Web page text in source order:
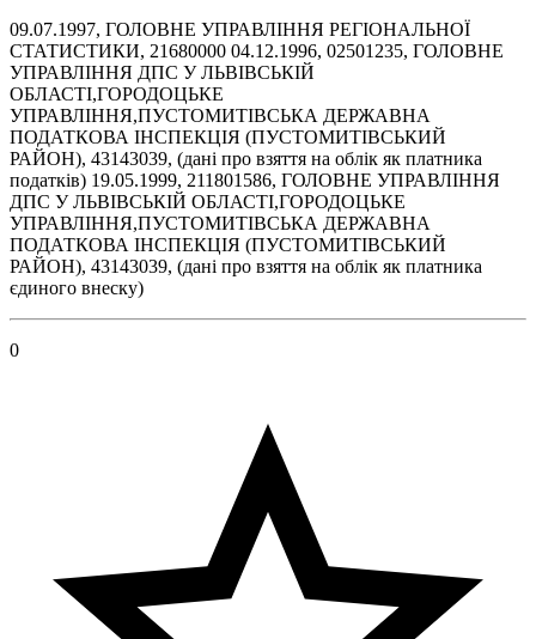
09.07.1997, ГОЛОВНЕ УПРАВЛІННЯ РЕГІОНАЛЬНОЇ
СТАТИСТИКИ, 21680000 04.12.1996, 02501235, ГОЛОВНЕ
УПРАВЛІННЯ ДПС У ЛЬВІВСЬКІЙ
ОБЛАСТІ,ГОРОДОЦЬКЕ
УПРАВЛІННЯ,ПУСТОМИТІВСЬКА ДЕРЖАВНА
ПОДАТКОВА ІНСПЕКЦІЯ (ПУСТОМИТІВСЬКИЙ
РАЙОН), 43143039, (дані про взяття на облік як платника
податків) 19.05.1999, 211801586, ГОЛОВНЕ УПРАВЛІННЯ
ДПС У ЛЬВІВСЬКІЙ ОБЛАСТІ,ГОРОДОЦЬКЕ
УПРАВЛІННЯ,ПУСТОМИТІВСЬКА ДЕРЖАВНА
ПОДАТКОВА ІНСПЕКЦІЯ (ПУСТОМИТІВСЬКИЙ
РАЙОН), 43143039, (дані про взяття на облік як платника
єдиного внеску)
0